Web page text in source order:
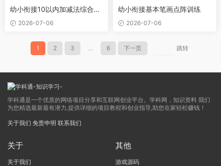
幼小衔接10以内加减法综合练
习20套20页
2026-07-06
幼小衔接基本笔画点阵训练
2026-07-06
1 2 3 ... 6 下一页 跳转
学科通是一个优质的网络项目分享和互联网创业平台。学科网，知识资料 我们
为您精选最新最有潜力,提供详细的项目教程和创业指导,助您在家轻松赚钱！
关于我们 免责申明 联系我们
关于
关于我们
其他
游戏源码